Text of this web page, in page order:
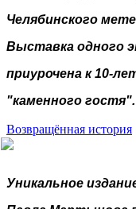
Челябинского
Выставка одного
приурочена к 10-
"каменного гостя".
Возвращённая история
Уникальное